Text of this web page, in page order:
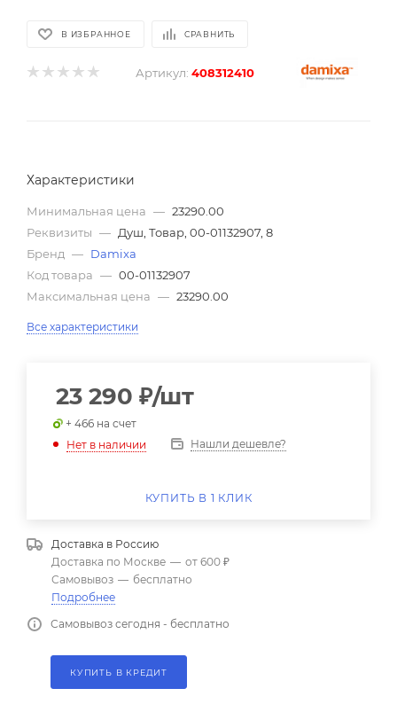
В ИЗБРАННОЕ СРАВНИТЬ
Артикул: 408312410
Характеристики
Минимальная цена — 23290.00
Реквизиты — Душ, Товар, 00-01132907, 8
Бренд — Damixa
Код товара — 00-01132907
Максимальная цена — 23290.00
Все характеристики
23 290 ₽/шт
+ 466 на счет
Нет в наличии
Нашли дешевле?
КУПИТЬ В 1 КЛИК
Доставка в Россию
Доставка по Москве — от 600 ₽
Самовывоз — бесплатно
Подробнее
Самовывоз сегодня - бесплатно
КУПИТЬ В КРЕДИТ